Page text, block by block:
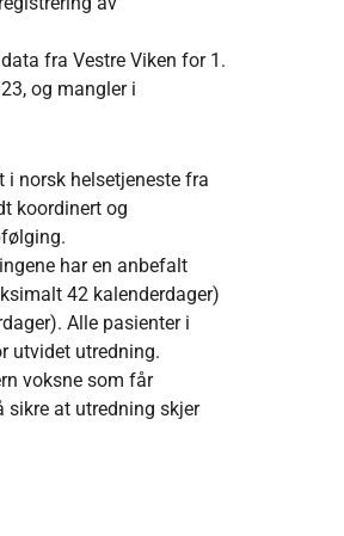
fra Vestre Viken for 1.
og mangler i
norsk helsetjeneste fra
koordinert og
har en anbefalt
42 kalenderdager)
Alle pasienter i
utvidet utredning.
voksne som får
at utredning skjer